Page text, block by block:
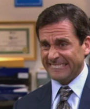
ikrar taat
Ramli.
Tun sebagai
ke-9
besar maknanya
ini.
rekod